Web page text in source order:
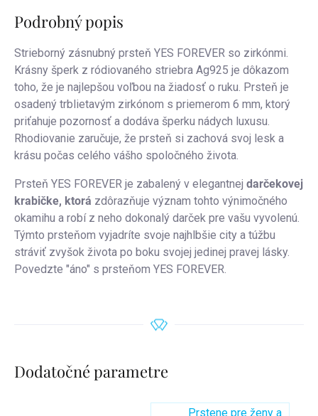
Podrobný popis
Strieborný zásnubný prsteň YES FOREVER so zirkónmi.
Krásny šperk z ródiovaného striebra Ag925 je dôkazom
toho, že je najlepšou voľbou na žiadosť o ruku. Prsteň je
osadený trblietavým zirkónom s priemerom 6 mm, ktorý
priťahuje pozornosť a dodáva šperku nádych luxusu.
Rhodiovanie zaručuje, že prsteň si zachová svoj lesk a
krásu počas celého vášho spoločného života.
Prsteň YES FOREVER je zabalený v elegantnej darčekovej
krabičke, ktorá zdôrazňuje význam tohto výnimočného
okamihu a robí z neho dokonalý darček pre vašu vyvolenú.
Týmto prsteňom vyjadríte svoje najhlbšie city a túžbu
stráviť zvyšok života po boku svojej jedinej pravej lásky.
Povedzte "áno" s prsteňom YES FOREVER.
Dodatočné parametre
Prstene pre ženy a